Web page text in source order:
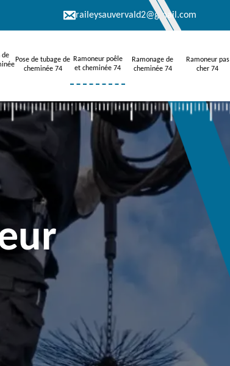
raileysauvervald2@gmail.com
de
Pose de tubage de
cheminée 74
Ramoneur poêle
et cheminée 74
Ramonage de
cheminée 74
Ramoneur pas
cher 74